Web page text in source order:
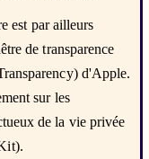
est par ailleurs
de transparence
d'Apple.
sur les
de la vie privée